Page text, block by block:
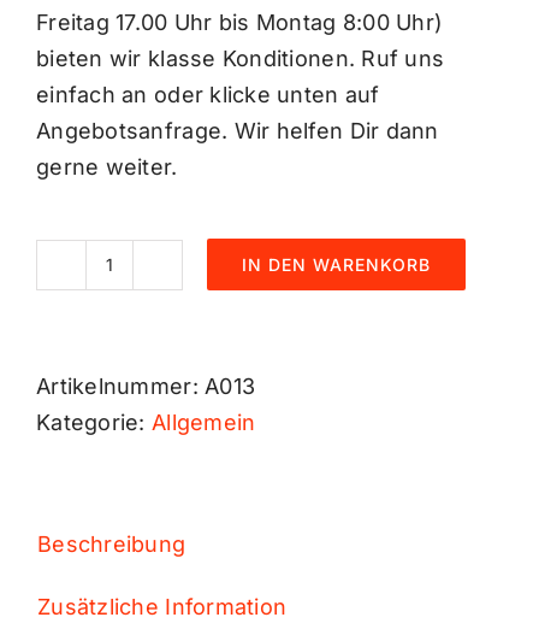
Freitag 17.00 Uhr bis Montag 8:00 Uhr)
bieten wir klasse Konditionen. Ruf uns
einfach an oder klicke unten auf
Angebotsanfrage. Wir helfen Dir dann
gerne weiter.
Menge
IN DEN WARENKORB
Artikelnummer: A013
Kategorie: Allgemein
Beschreibung
Zusätzliche Information